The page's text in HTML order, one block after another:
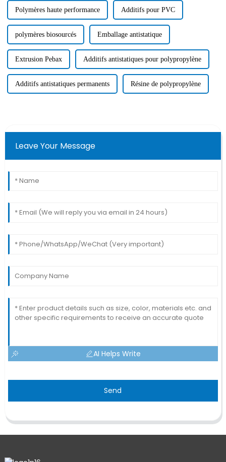
Polymères haute performance Additifs pour PVC
polymères biosourcés Emballage antistatique
Extrusion Pebax Additifs antistatiques pour polypropylène
Additifs antistatiques permanents Résine de polypropylène
Leave Your Message
AI Helps Write
Send